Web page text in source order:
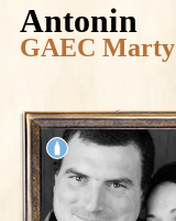
Antonin
GAEC Marty